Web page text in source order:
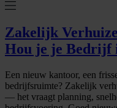
Zakelijk
Hou je je Bedrijf
Een nieuw kantoor, een
bedrijfsruimte? Zakelijk
— het vraagt planning,